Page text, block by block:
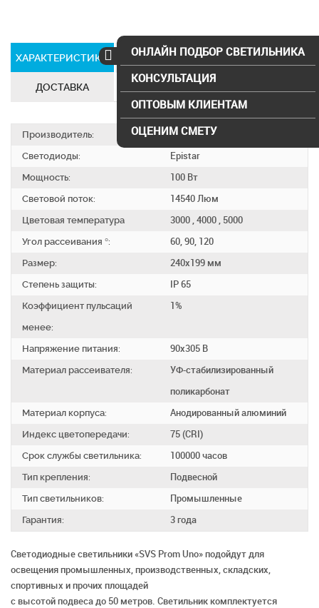
ХАРАКТЕРИСТИКИ СЕРТИФИКАТЫ
ДОСТАВКА
Производитель:
SVS electro
Светодиоды:
Epistar
Мощность:
100 Вт
Световой поток:
14540 Люм
Цветовая температура
3000 , 4000 , 5000
Угол рассеивания °:
60, 90, 120
Размер:
240х199 мм
Степень защиты:
IP 65
Коэффициент пульсаций
менее:
1%
Напряжение питания:
90х305 В
Материал рассеивателя:
УФ-стабилизированный
поликарбонат
Материал корпуса:
Анодированный алюминий
Индекс цветопередачи:
75 (CRI)
Срок службы светильника:
100000 часов
Тип крепления:
Подвесной
Тип светильников:
Промышленные
Гарантия:
3 года
Светодиодные светильники «SVS Prom Uno» подойдут для
освещения промышленных, производственных, складских,
спортивных и прочих площадей
с высотой подвеса до 50 метров. Светильник комплектуется
ОНЛАЙН ПОДБОР СВЕТИЛЬНИКА
КОНСУЛЬТАЦИЯ
ОПТОВЫМ КЛИЕНТАМ
ОЦЕНИМ СМЕТУ